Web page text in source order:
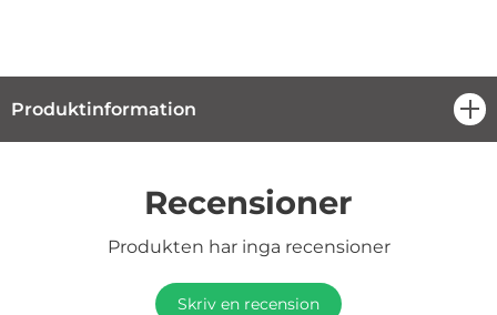
Produktinformation
Recensioner
Produkten har inga recensioner
Skriv en recension